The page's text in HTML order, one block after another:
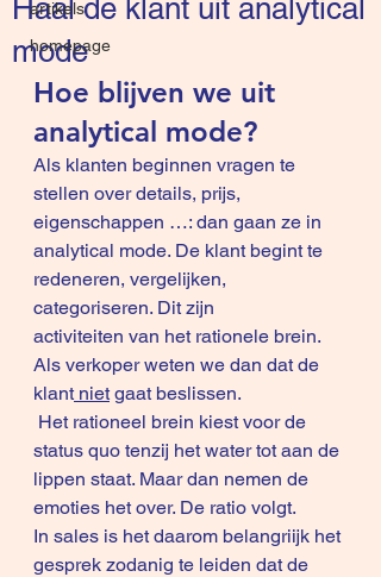
artikels
homepage
Haal de klant uit analytical
mode
Hoe blijven we uit
analytical mode?
Als klanten beginnen vragen te
stellen over details, prijs,
eigenschappen …: dan gaan ze in
analytical mode. De klant begint te
redeneren, vergelijken,
categoriseren. Dit zijn
activiteiten van het rationele brein.
Als verkoper weten we dan dat de
klant niet gaat beslissen.
status quo tenzij het water tot aan de
lippen staat. Maar dan nemen de
emoties het over. De ratio volgt.
In sales is het daarom belangriijk het
gesprek zodanig te leiden dat de